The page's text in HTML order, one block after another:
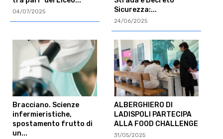
04/07/2025
Sicurezza:...
24/06/2025
Bracciano. Scienze
infermieristiche,
spostamento frutto di
un...
ALBERGHIERO DI
LADISPOLI PARTECIPA
ALLA FOOD CHALLENGE
31/05/2025